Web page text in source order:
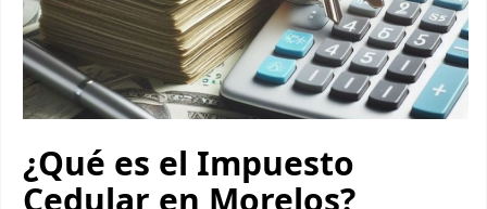
¿Qué es el Impuesto
Cedular en Morelos?